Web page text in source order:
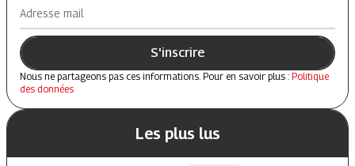
Adresse mail
S'inscrire
Nous ne partageons pas ces informations. Pour en savoir plus : Politique
des données
Les plus lus